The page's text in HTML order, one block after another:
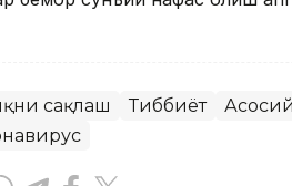
сақлаш Тиббиёт